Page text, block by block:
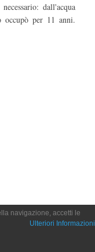
dall'acqua
occupò per 11 anni.
navigazione, accetti le
Ulteriori Informazioni